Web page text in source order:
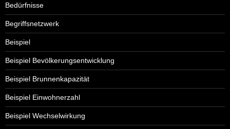
Bedürfnisse
Begriffsnetzwerk
Beispiel
Beispiel Bevölkerungsentwicklung
Beispiel Brunnenkapazität
Beispiel Einwohnerzahl
Beispiel Wechselwirkung